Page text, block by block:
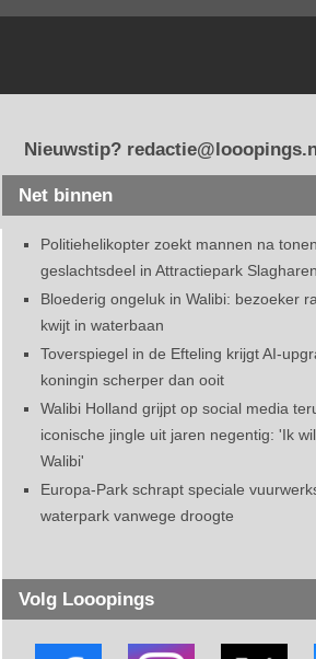
Nieuwstip?
Net binnen
Politiehelikopter zoekt mannen na tonen
geslachtsdeel in Attractiepark Slagharen
Bloederig ongeluk in Walibi: bezoeker
kwijt in waterbaan
Toverspiegel in de Efteling krijgt AI-
koningin scherper dan ooit
Walibi Holland grijpt op social media
iconische jingle uit jaren negentig: 'Ik
Walibi'
Europa-Park schrapt speciale
waterpark vanwege droogte
Volg Looopings